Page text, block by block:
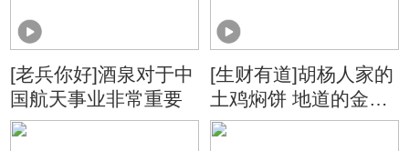
[老兵你好]酒泉对于中
国航天事业非常重要
[生财有道]胡杨人家的
土鸡焖饼 地道的金塔
味道